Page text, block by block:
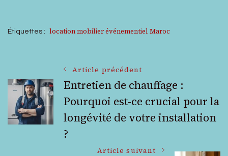
Étiquettes : location mobilier événementiel Maroc
Navigation
des
articles
Article précédent
Entretien de chauffage :
Pourquoi est-ce crucial pour la
longévité de votre installation
?
Article suivant